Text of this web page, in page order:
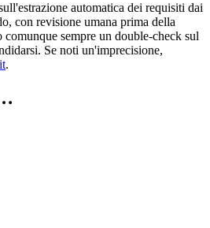
automatica dei requisiti dai
con revisione umana prima della
sempre un double-check sul
Se noti un'imprecisione,
.